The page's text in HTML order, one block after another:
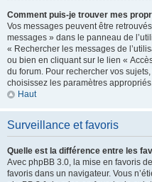
Comment puis-je trouver mes
Vos messages peuvent être
messages » dans le panneau de
« Rechercher les messages de
ou bien en cliquant sur le lien «
du forum. Pour rechercher vos
choisissez les paramètres
Haut
Surveillance et favoris
Quelle est la différence entre les
Avec phpBB 3.0, la mise en favoris
favoris dans un navigateur. Vous